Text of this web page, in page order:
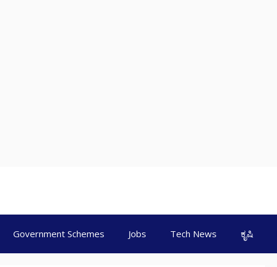
Government Schemes Jobs Tech News ಕೃಷಿ